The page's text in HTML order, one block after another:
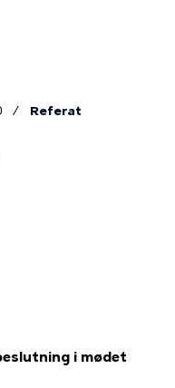
Referat
i mødet